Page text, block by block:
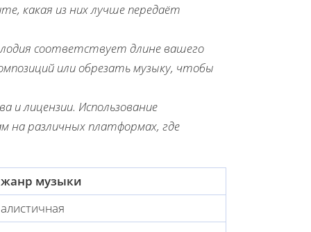
какая из них лучше передаёт
соответствует длине вашего
или обрезать музыку, чтобы
и лицензии. Использование
на различных платформах, где
музыки